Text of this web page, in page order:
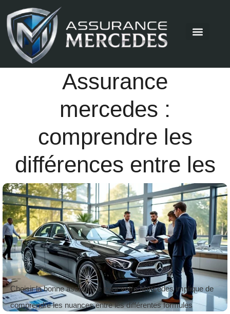
Assurance
mercedes :
comprendre les
différences entre les
formules
Choisir la bonne assurance pour votre Mercedes implique de
comprendre les nuances entre les différentes formules